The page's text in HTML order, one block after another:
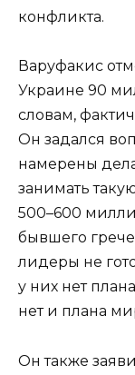
конфликта.
Варуфакис
Украине 90
словам,
Он задался
намерены
занимать
500–600
бывшего
лидеры не
у них нет
нет и плана
Он также